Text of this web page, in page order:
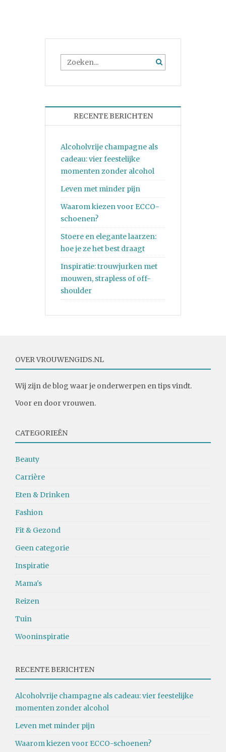
RECENTE BERICHTEN
Alcoholvrije champagne als
cadeau: vier feestelijke
momenten zonder alcohol
Leven met minder pijn
Waarom kiezen voor ECCO-
schoenen?
Stoere en elegante laarzen:
hoe je ze het best draagt
Inspiratie: trouwjurken met
mouwen, strapless of off-
shoulder
OVER VROUWENGIDS.NL
Wij zijn de blog waar je onderwerpen en tips vindt.
Voor en door vrouwen.
CATEGORIEËN
Beauty
Carrière
Eten & Drinken
Fashion
Fit & Gezond
Geen categorie
Inspiratie
Mama's
Reizen
Tuin
Wooninspiratie
RECENTE BERICHTEN
Alcoholvrije champagne als cadeau: vier feestelijke
momenten zonder alcohol
Leven met minder pijn
Waarom kiezen voor ECCO-schoenen?